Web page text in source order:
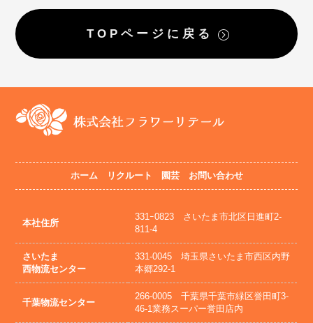
TOPページに戻る
ホーム リクルート 園芸 お問い合わせ
本社住所
331ｰ0823 さいたま市北区日進町2-
811-4
さいたま
西物流センター
331-0045 埼玉県さいたま市西区内野
本郷292-1
千葉物流センター
266-0005 千葉県千葉市緑区誉田町3-
46-1業務スーパー誉田店内